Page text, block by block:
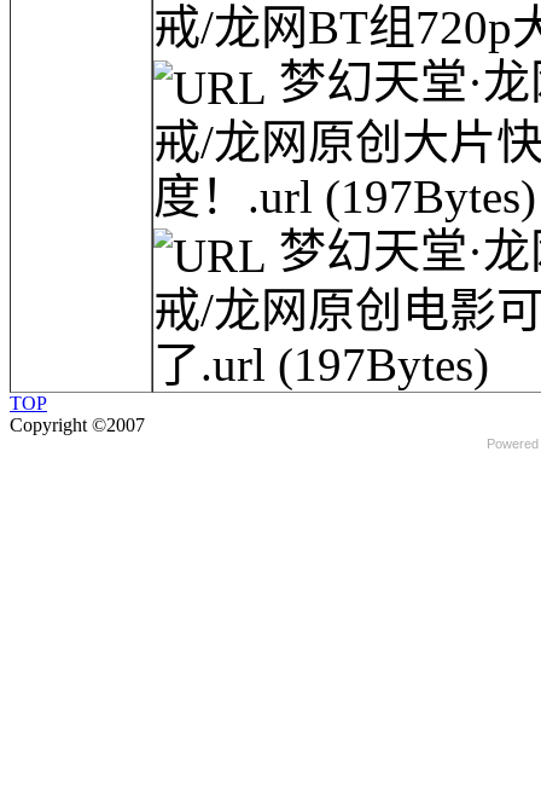
戒/龙网BT组
梦幻天堂·
戒/龙网原创大片
度！.url (197Bytes)
梦幻天堂·
戒/龙网原创电影
了.url (197Bytes)
TOP
Copyright ©2007